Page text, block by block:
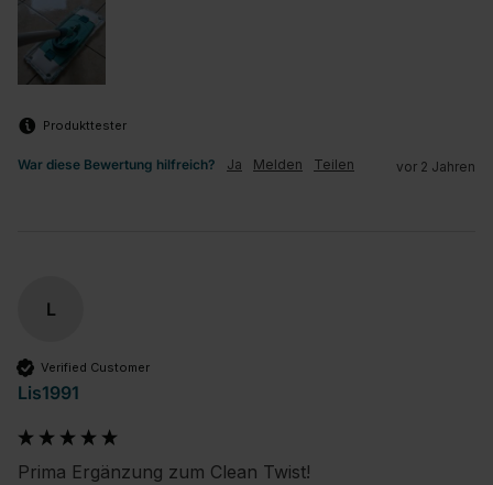
Produkttester
War diese Bewertung hilfreich? Ja Melden Teilen vor 2 Jahren
L
Verified Customer
Lis1991
Prima Ergänzung zum Clean Twist!